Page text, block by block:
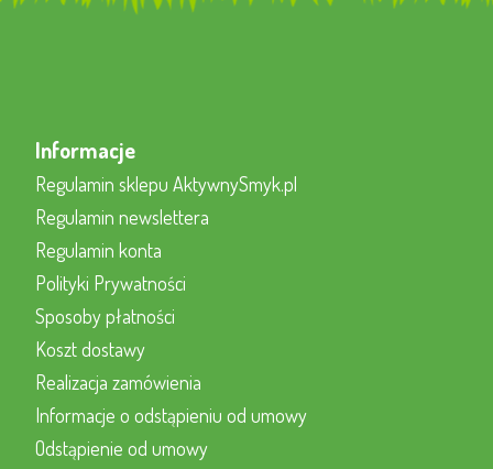
Informacje
Regulamin sklepu AktywnySmyk.pl
Regulamin newslettera
Regulamin konta
Polityki Prywatności
Sposoby płatności
Koszt dostawy
Realizacja zamówienia
Informacje o odstąpieniu od umowy
Odstąpienie od umowy